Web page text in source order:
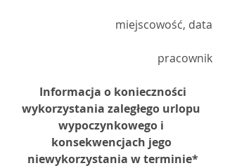
miejscowość, data
pracownik
Informacja o konieczności
wykorzystania zaległego urlopu
wypoczynkowego i
konsekwencjach jego
niewykorzystania w terminie*